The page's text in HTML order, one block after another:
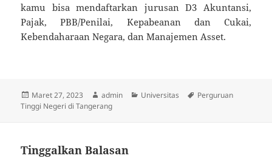
kamu bisa mendaftarkan jurusan D3 Akuntansi,
Pajak, PBB/Penilai, Kepabeanan dan Cukai,
Kebendaharaan Negara, dan Manajemen Asset.
Diposkan
pada
Maret 27, 2023 Penulis
admin Kategori
Universitas Tag
Perguruan
Tinggi Negeri di Tangerang
Tinggalkan Balasan